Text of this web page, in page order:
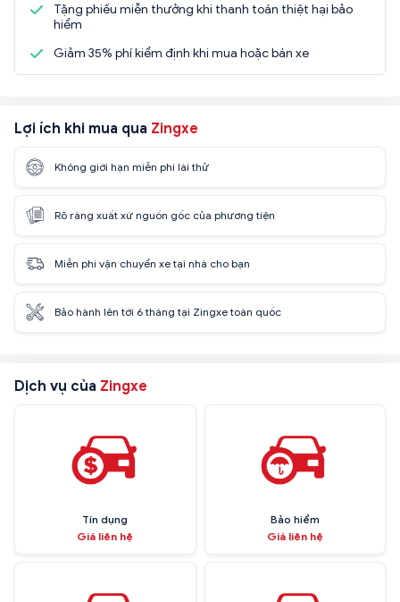
Tặng phiếu miễn thưởng khi thanh toán thiệt hại bảo
hiểm
Giảm 35% phí kiểm định khi mua hoặc bán xe
Lợi ích khi mua qua Zingxe
Không giới hạn miễn phí lái thử
Rõ ràng xuất xứ nguồn gốc của phương tiện
Miễn phí vận chuyển xe tại nhà cho bạn
Bảo hành lên tới 6 tháng tại Zingxe toàn quốc
Dịch vụ của Zingxe
Tín dụng
Giá liên hệ
Bảo hiểm
Giá liên hệ